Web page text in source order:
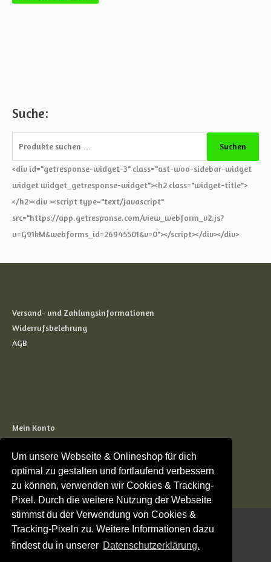
Um unsere Webseite & Onlineshop für dich
optimal zu gestalten und fortlaufend verbessern
zu können, verwenden wir Cookies & Tracking-
Pixel. Durch die weitere Nutzung der Webseite
stimmst du der Verwendung von Cookies &
Tracking-Pixeln zu. Weitere Informationen dazu
findest du in unserer Datenschutzerklärung.
Suche:
S
h
a
Suchen
<div id="getresponse-widget-3" class="ast-woo-sidebar-widget
widget widget_getresponse-widget"><h2 class="widget-title">
</h2><div ><script type="text/javascript"
src="https://app.getresponse.com/view_webform_v2.js?
u=G91kM&webforms_id=26945501&v=0"></script></div></div>
Versand- und Zahlungsinformationen
Widerrufsbelehrung
AGB
Mein Konto
Warenkorb
Copyright © 2026 Woodsman's Choice